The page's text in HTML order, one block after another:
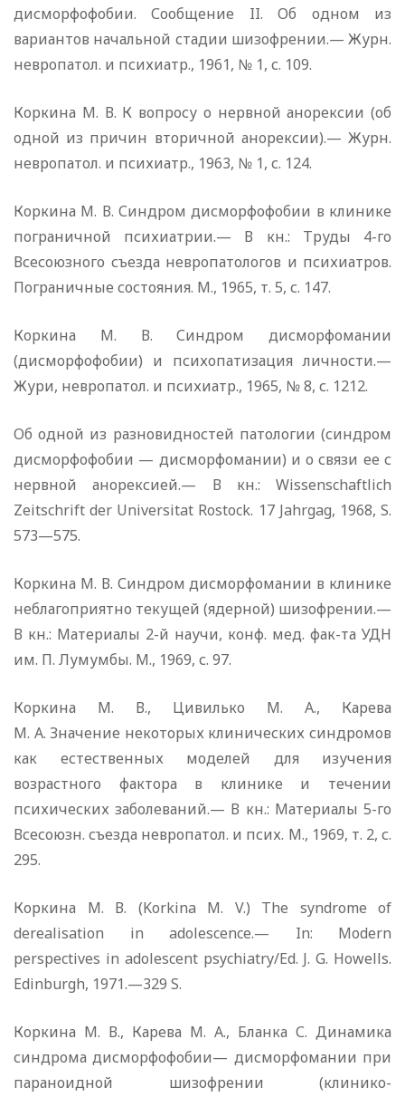
дисморфофобии. Сообщение II. Об одном из
вариантов начальной стадии шизофрении.— Журн.
невропатол. и психиатр., 1961, № 1, с. 109.
Коркина М. В. К вопросу о нервной анорексии (об
одной из причин вторичной анорексии).— Журн.
невропатол. и психиатр., 1963, № 1, с. 124.
Коркина М. В. Синдром дисморфофобии в клинике
пограничной психиатрии.— В кн.: Труды 4-го
Всесоюзного съезда невропатологов и психиатров.
Пограничные состояния. М., 1965, т. 5, с. 147.
Коркина М. В. Синдром дисморфомании
(дисморфофобии) и психопатизация личности.—
Жури, невропатол. и психиатр., 1965, № 8, с. 1212.
Об одной из разновидностей патологии (синдром
дисморфофобии — дисморфомании) и о связи ее с
нервной анорексией.— В кн.: Wissenschaftlich
Zeitschrift der Universitat Rostock. 17 Jahrgag, 1968, S.
573—575.
Коркина М. В. Синдром дисморфомании в клинике
неблагоприятно текущей (ядерной) шизофрении.—
В кн.: Материалы 2-й научи, конф. мед. фак-та УДН
им. П. Лумумбы. М., 1969, с. 97.
Коркина М. В., Цивилько М. А., Карева
М. А. Значение некоторых клинических синдромов
как естественных моделей для изучения
возрастного фактора в клинике и течении
психических заболеваний.— В кн.: Материалы 5-го
Всесоюзн. съезда невропатол. и псих. М., 1969, т. 2, с.
295.
Коркина М. В. (Korkina М. V.) The syndrome of
derealisation in adolescence.— In: Modern
perspectives in adolescent psychiatry/Ed. J. G. Howells.
Edinburgh, 1971.—329 S.
Коркина М. В., Карева М. А., Бланка С. Динамика
синдрома дисморфофобии— дисморфомании при
параноидной шизофрении (клинико-